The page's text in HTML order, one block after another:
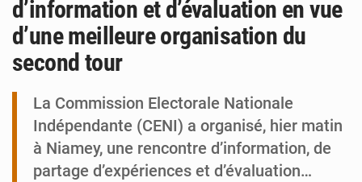
Tibiri : le dialogue, nouveau terrain de jeu pour la paix
d’information et d’évaluation en vue
d’une meilleure organisation du
second tour
La Commission Electorale Nationale
Indépendante (CENI) a organisé, hier matin
à Niamey, une rencontre d’information, de
partage d’expériences et d’évaluation…